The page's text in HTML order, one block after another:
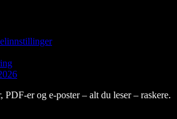
PDF-er og e-poster – alt du leser – raskere.